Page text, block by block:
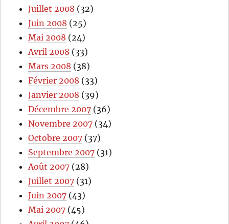
Juillet 2008 (32)
Juin 2008 (25)
Mai 2008 (24)
Avril 2008 (33)
Mars 2008 (38)
Février 2008 (33)
Janvier 2008 (39)
Décembre 2007 (36)
Novembre 2007 (34)
Octobre 2007 (37)
Septembre 2007 (31)
Août 2007 (28)
Juillet 2007 (31)
Juin 2007 (43)
Mai 2007 (45)